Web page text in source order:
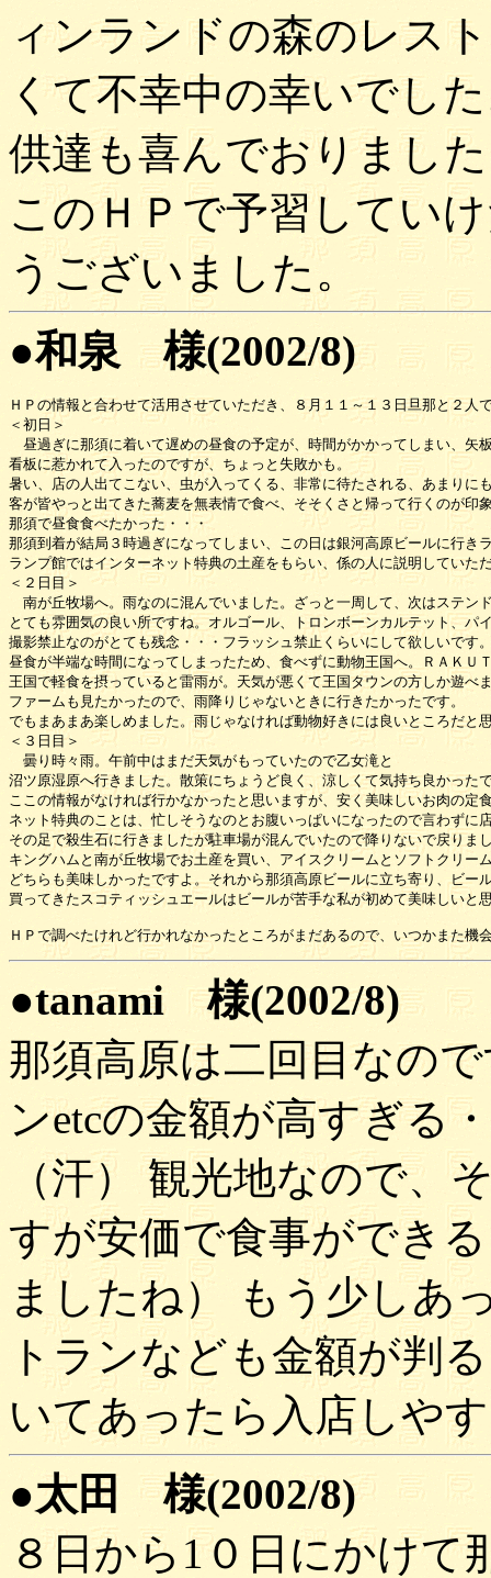
ィンランドの森のレス
くて不幸中の幸いでし
供達も喜んでおりまし
このＨＰで予習してい
うございました。
●和泉 様(2002/8)
ＨＰの情報と合わせて活用させていただき、８月１１～１３日旦那と２人
＜初日＞
昼過ぎに那須に着いて遅めの昼食の予定が、時間がかかってしまい、矢
看板に惹かれて入ったのですが、ちょっと失敗かも。
暑い、店の人出てこない、虫が入ってくる、非常に待たされる、あまり
客が皆やっと出てきた蕎麦を無表情で食べ、そそくさと帰って行くのが印
那須で昼食食べたかった・・・
那須到着が結局３時過ぎになってしまい、この日は銀河高原ビールに行き
ランプ館ではインターネット特典の土産をもらい、係の人に説明していた
＜２日目＞
南が丘牧場へ。雨なのに混んでいました。ざっと一周して、次はステン
とても雰囲気の良い所ですね。オルゴール、トロンボーンカルテット、
撮影禁止なのがとても残念・・・フラッシュ禁止くらいにして欲しいです
昼食が半端な時間になってしまったため、食べずに動物王国へ。ＲＡＫＵ
王国で軽食を摂っていると雷雨が。天気が悪くて王国タウンの方しか遊べ
ファームも見たかったので、雨降りじゃないときに行きたかったです。
でもまあまあ楽しめました。雨じゃなければ動物好きには良いところだと
＜３日目＞
曇り時々雨。午前中はまだ天気がもっていたので乙女滝と
沼ツ原湿原へ行きました。散策にちょうど良く、涼しくて気持ち良かった
ここの情報がなければ行かなかったと思いますが、安く美味しいお肉の定
ネット特典のことは、忙しそうなのとお腹いっぱいになったので言わずに
その足で殺生石に行きましたが駐車場が混んでいたので降りないで戻りま
キングハムと南が丘牧場でお土産を買い、アイスクリームとソフトクリー
どちらも美味しかったですよ。それから那須高原ビールに立ち寄り、ビー
買ってきたスコティッシュエールはビールが苦手な私が初めて美味しいと
●tanami 様(2002/8)
那須高原は二回目なの
ンetcの金額が高すぎる
（汗） 観光地なので、
すが安価で食事ができ
ましたね） もう少しあ
トランなども金額が判
いてあったら入店しや
●太田 様(2002/8)
８日から1０日にかけて